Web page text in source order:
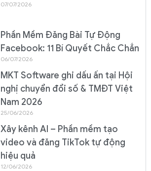
07/07/2026
Phần Mềm Đăng Bài Tự Động
Facebook: 11 Bí Quyết Chắc Chắn
06/07/2026
MKT Software ghi dấu ấn tại Hội
nghị chuyển đổi số & TMĐT Việt
Nam 2026
25/06/2026
Xây kênh AI – Phần mềm tạo
video và đăng TikTok tự động
hiệu quả
12/06/2026